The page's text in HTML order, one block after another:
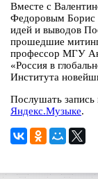
Вместе с
Федоровым Борис
идей и выводов
прошедшие
профессор МГУ
«Россия в
Института
Послушать
Яндекс.Музыке.